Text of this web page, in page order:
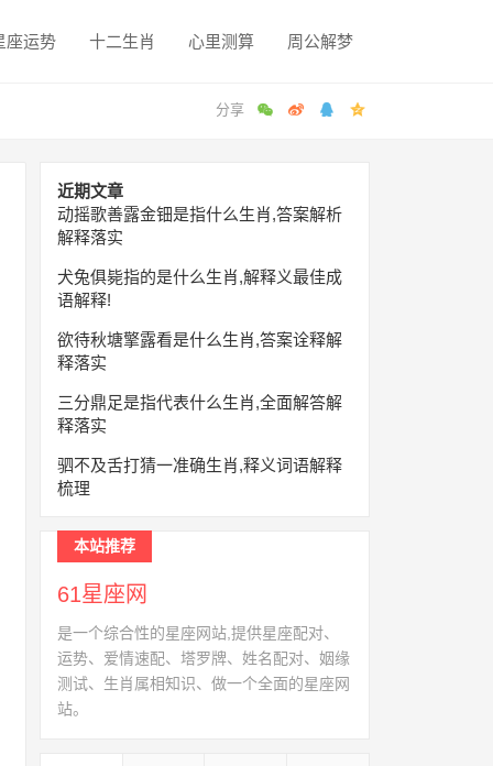
座运势 十二生肖 心里测算 周公解梦
近期文章
动摇歌善露金钿是指什么生肖,答案解析
解释落实
犬兔俱毙指的是什么生肖,解释义最佳成
语解释!
欲待秋塘擎露看是什么生肖,答案诠释解
释落实
三分鼎足是指代表什么生肖,全面解答解
释落实
驷不及舌打猜一准确生肖,释义词语解释
梳理
本站推荐
61星座网
是一个综合性的星座网站,提供星座配对、
运势、爱情速配、塔罗牌、姓名配对、姻缘
测试、生肖属相知识、做一个全面的星座网
站。